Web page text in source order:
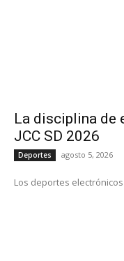
La disciplina de
JCC SD 2026
Deportes agosto 5, 2026
Los deportes